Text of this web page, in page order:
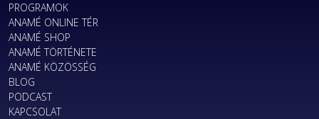
PROGRAMOK
ANAMÉ ONLINE TÉR
ANAMÉ SHOP
ANAMÉ TÖRTÉNETE
ANAMÉ KÖZÖSSÉG
BLOG
PODCAST
KAPCSOLAT